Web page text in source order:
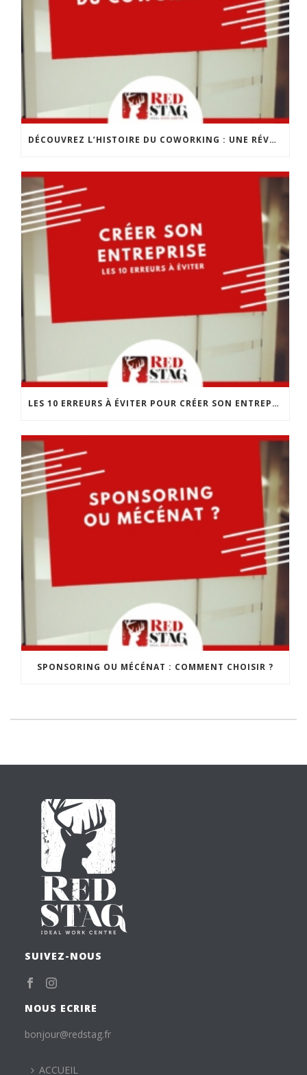
DÉCOUVREZ L’HISTOIRE DU COWORKING : UNE RÉVOLUTION DANS LE MONDE DU TRAVAIL
LES 10 ERREURS À ÉVITER POUR CRÉER SON ENTREPRISE
SPONSORING OU MÉCÉNAT : COMMENT CHOISIR ?
SUIVEZ-NOUS
NOUS ECRIRE
bonjour@redstag.fr
ACCUEIL